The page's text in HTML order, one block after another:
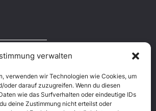
verwalten
verwenden wir Technologien wie Cookies, um
darauf zuzugreifen. Wenn du diesen
wie das Surfverhalten oder eindeutige IDs
deine Zustimmung nicht erteilst oder